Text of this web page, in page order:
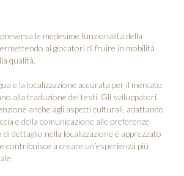
preserva le medesime funzionalità della
ai giocatori di fruire in mobilità
qualità.
e la localizzazione accurata per il mercato
alla traduzione dei testi. Gli sviluppatori
anche agli aspetti culturali, adattando
e della comunicazione alle preferenze
dettaglio nella localizzazione è apprezzato
contribuisce a creare un’esperienza più